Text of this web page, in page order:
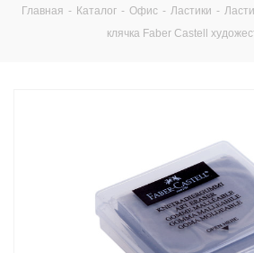
Главная - Каталог - Офис - Ластики -
клячка Faber Castell